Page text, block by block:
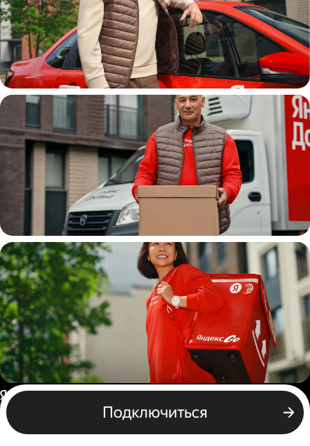
Автокурьер
Водитель
грузовой машины
Пеший курьер
Подключиться
Россия
Бизнесу